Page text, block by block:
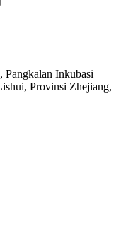
Pangkalan Inkubasi
Provinsi Zhejiang,